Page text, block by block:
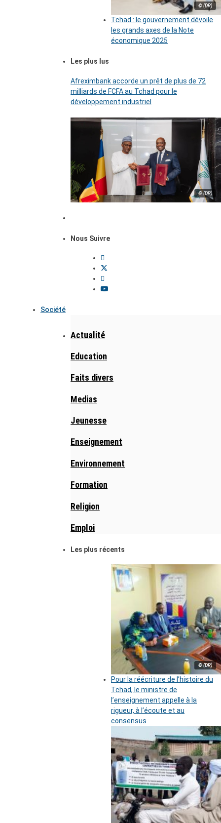
© (DR)
Tchad : le gouvernement dévoile
les grands axes de la Note
économique 2025
Les plus lus
Afreximbank accorde un prêt de plus de 72
milliards de FCFA au Tchad pour le
développement industriel
© (DR)
Nous Suivre
Société
Actualité
Education
Faits divers
Medias
Jeunesse
Enseignement
Environnement
Formation
Religion
Emploi
Les plus récents
© (DR)
Pour la réécriture de l’histoire du
Tchad, le ministre de
l’enseignement appelle à la
rigueur, à l’écoute et au
consensus